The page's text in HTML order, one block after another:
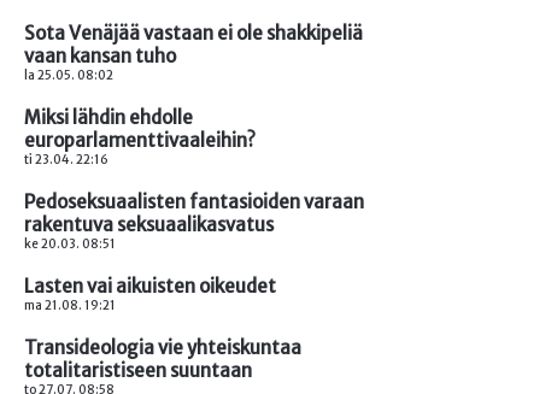
Sota Venäjää vastaan ei ole shakkipeliä
vaan kansan tuho
la 25.05. 08:02
Miksi lähdin ehdolle
europarlamenttivaaleihin?
ti 23.04. 22:16
Pedoseksuaalisten fantasioiden varaan
rakentuva seksuaalikasvatus
ke 20.03. 08:51
Lasten vai aikuisten oikeudet
ma 21.08. 19:21
Transideologia vie yhteiskuntaa
totalitaristiseen suuntaan
to 27.07. 08:58